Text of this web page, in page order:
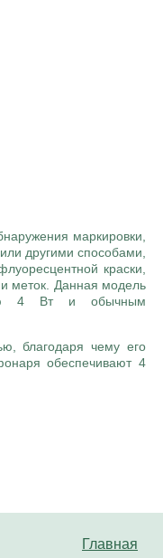
маркировки,
другими способами,
краски,
меток. Данная модель
4 Вт и обычным
благодаря чему его
обеспечивают 4
Главная